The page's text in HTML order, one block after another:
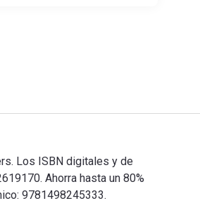
Los ISBN digitales y de
Ahorra hasta un 80%
9781498245333.